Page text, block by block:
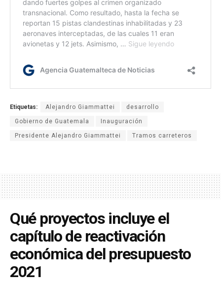
Etiquetas: Alejandro Giammattei desarrollo
Gobierno de Guatemala Inauguración
Presidente Alejandro Giammattei Tramos carreteros
Qué proyectos incluye el
capítulo de reactivación
económica del presupuesto
2021